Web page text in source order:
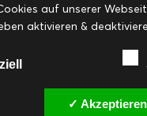
auf unserer
aktivieren &
✓ Akzeptieren